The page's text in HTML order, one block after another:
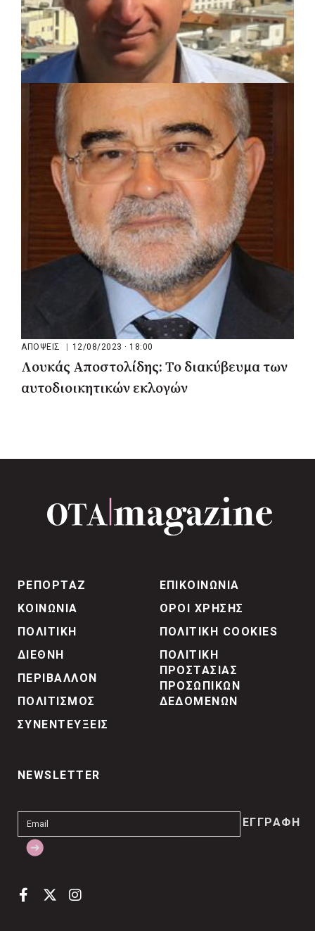
ΑΠΟΨΕΙΣ | 23/08/2023 · 10:07
Γιώργος Αποστολόπουλος: Δαδιά, Έβρος,
Πάρνηθα, Ελλάδα ένας χρόνος μετά – Η
αποτέφρωση με ευθύνες της ΝΔ
συνεχίζεται
ΑΠΟΨΕΙΣ | 12/08/2023 · 18:00
Λουκάς Αποστολίδης: Το διακύβευμα των
αυτοδιοικητικών εκλογών
ΡΕΠΟΡΤΑΖ
ΚΟΙΝΩΝΙΑ
ΠΟΛΙΤΙΚΗ
ΔΙΕΘΝΗ
ΠΕΡΙΒΑΛΛΟΝ
ΠΟΛΙΤΙΣΜΟΣ
ΣΥΝΕΝΤΕΥΞΕΙΣ
ΕΠΙΚΟΙΝΩΝΙΑ
ΟΡΟΙ ΧΡΗΣΗΣ
ΠΟΛΙΤΙΚΗ COOKIES
ΠΟΛΙΤΙΚΗ
ΠΡΟΣΤΑΣΙΑΣ
ΠΡΟΣΩΠΙΚΩΝ
ΔΕΔΟΜΕΝΩΝ
NEWSLETTER